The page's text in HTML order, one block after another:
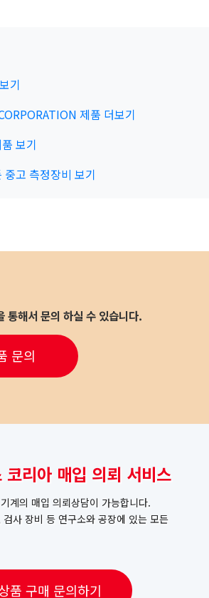
기
제품 더보기
보기
중고 측정장비 보기
통해서 문의 하실 수 있습니다.
문의
코리아 매입 의뢰 서비스
계의 매입 의뢰상담이 가능합니다.
사 장비 등 연구소와 공장에 있는 모든
품 구매 문의하기